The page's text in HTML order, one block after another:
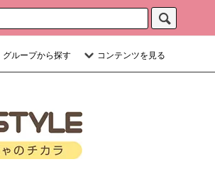
グループから探す コンテンツを見る